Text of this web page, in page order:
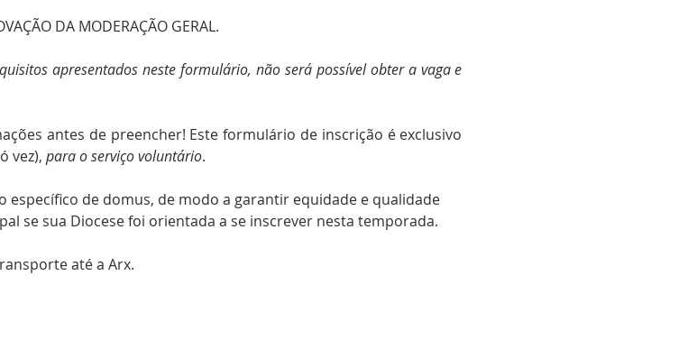
DA MODERAÇÃO GERAL.
apresentados neste formulário, não será possível obter a vaga e
antes de preencher! Este formulário de inscrição é exclusivo
vez), para o serviço voluntário.
específico de domus, de modo a garantir equidade e qualidade
se sua Diocese foi orientada a se inscrever nesta temporada.
até a Arx.